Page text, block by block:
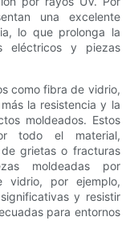
una excelente
lo que prolonga la
eléctricos y piezas
como fibra de vidrio,
la resistencia y la
moldeados. Estos
todo el material,
grietas o fracturas
moldeadas por
vidrio, por ejemplo,
y resistir
para entornos